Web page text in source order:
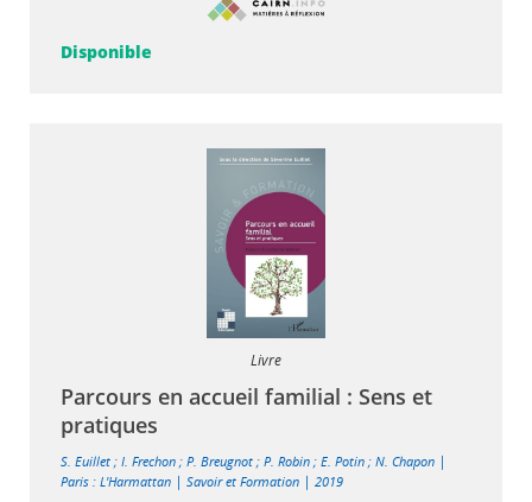
Disponible
Livre
Parcours en accueil familial : Sens et
pratiques
S. Euillet ; I. Frechon ; P. Breugnot ; P. Robin ; E. Potin ; N. Chapon |
Paris : L'Harmattan | Savoir et Formation | 2019